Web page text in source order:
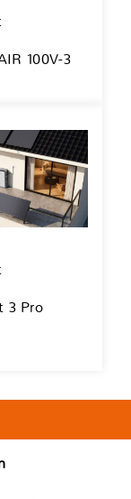
100V-3
3 Pro